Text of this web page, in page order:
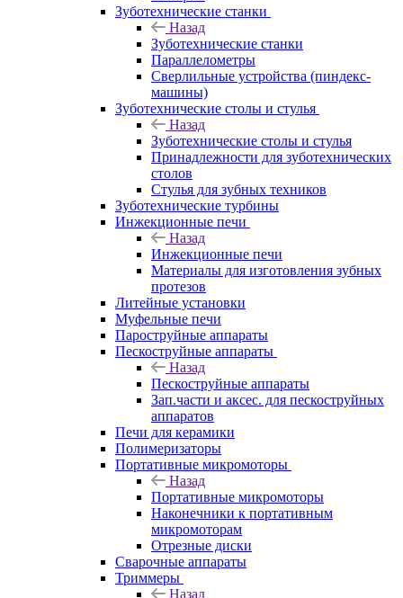
Зуботехнические станки
Назад
Зуботехнические станки
Параллелометры
Сверлильные устройства (пиндекс-
машины)
Зуботехнические столы и стулья
Назад
Зуботехнические столы и стулья
Принадлежности для зуботехнических
столов
Стулья для зубных техников
Зуботехнические турбины
Инжекционные печи
Назад
Инжекционные печи
Материалы для изготовления зубных
протезов
Литейные установки
Муфельные печи
Пароструйные аппараты
Пескоструйные аппараты
Назад
Пескоструйные аппараты
Зап.части и аксес. для пескоструйных
аппаратов
Печи для керамики
Полимеризаторы
Портативные микромоторы
Назад
Портативные микромоторы
Наконечники к портативным
микромоторам
Отрезные диски
Сварочные аппараты
Триммеры
Назад